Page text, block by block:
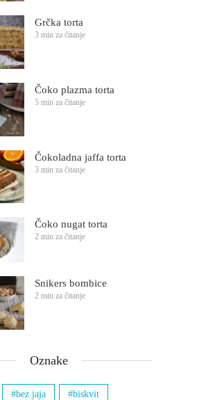
Grčka torta
3 min za čitanje
Čoko plazma torta
5 min za čitanje
Čokoladna jaffa torta
3 min za čitanje
Čoko nugat torta
2 min za čitanje
Snikers bombice
2 min za čitanje
Oznake
bez jaja biskvit